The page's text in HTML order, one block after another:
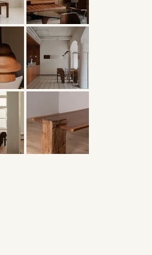
seuils — Ces
le regard